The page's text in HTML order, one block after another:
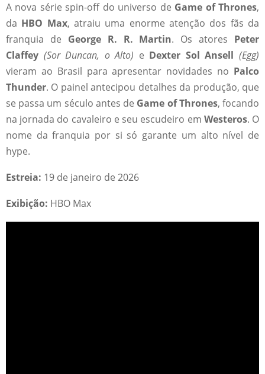
A nova série spin-off do universo de Game of Thrones,
da HBO Max, atraiu uma enorme atenção dos fãs da
franquia de George R. R. Martin. Os atores Peter
Claffey (Sor Duncan, o Alto) e Dexter Sol Ansell (Egg)
vieram ao Brasil para apresentar novidades no Palco
Thunder. O painel antecipou detalhes da produção, que
se passa um século antes de Game of Thrones, focando
na jornada do cavaleiro e seu escudeiro em Westeros. O
nome da franquia por si só garante um alto nível de
hype.
Estreia: 19 de janeiro de 2026
Exibição: HBO Max